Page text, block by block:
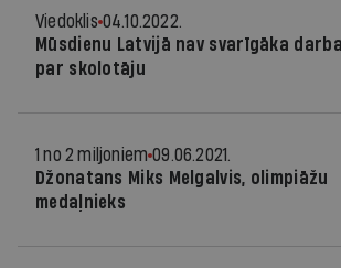
Viedoklis 04.10.2022.
Mūsdienu Latvijā nav svarīgāka darba
par skolotāju
1 no 2 miljoniem 09.06.2021.
Džonatans Miks Melgalvis, olimpiāžu
medaļnieks